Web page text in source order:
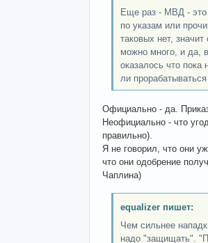
Еще раз - МВД - это
по указам или
таковых нет,
можно много, и да,
оказалось что пока
ли
Официально - да.
Неофициально - что
правильно).
Я не говорил, что они
что они одобрение
Чаплина)
equalizer пишет:
Чем сильнее
надо "защищать".